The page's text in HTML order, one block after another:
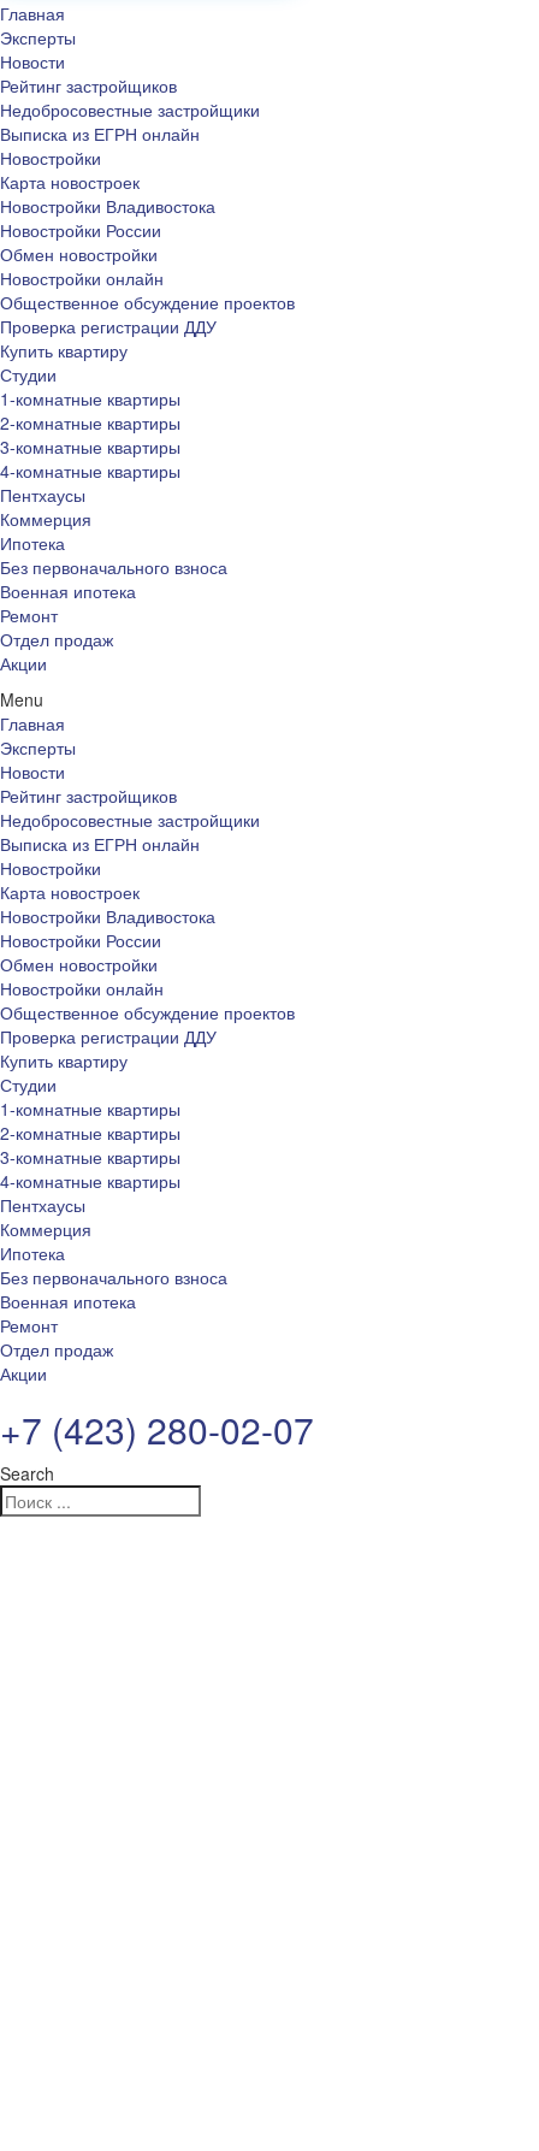
Главная
Эксперты
Новости
Рейтинг застройщиков
Недобросовестные застройщики
Выписка из ЕГРН онлайн
Новостройки
Карта новостроек
Новостройки Владивостока
Новостройки России
Обмен новостройки
Новостройки онлайн
Общественное обсуждение проектов
Проверка регистрации ДДУ
Купить квартиру
Студии
1-комнатные квартиры
2-комнатные квартиры
3-комнатные квартиры
4-комнатные квартиры
Пентхаусы
Коммерция
Ипотека
Без первоначального взноса
Военная ипотека
Ремонт
Отдел продаж
Акции
Menu
Главная
Эксперты
Новости
Рейтинг застройщиков
Недобросовестные застройщики
Выписка из ЕГРН онлайн
Новостройки
Карта новостроек
Новостройки Владивостока
Новостройки России
Обмен новостройки
Новостройки онлайн
Общественное обсуждение проектов
Проверка регистрации ДДУ
Купить квартиру
Студии
1-комнатные квартиры
2-комнатные квартиры
3-комнатные квартиры
4-комнатные квартиры
Пентхаусы
Коммерция
Ипотека
Без первоначального взноса
Военная ипотека
Ремонт
Отдел продаж
Акции
+7 (423) 280-02-07
Search